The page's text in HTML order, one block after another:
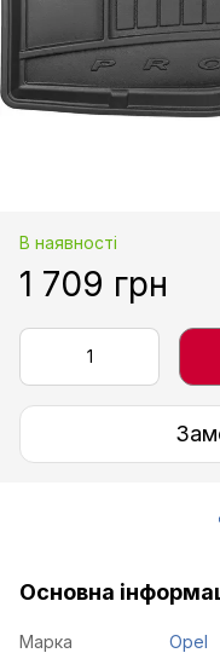
В наявності
1 709 грн
Основна
Марка
Opel